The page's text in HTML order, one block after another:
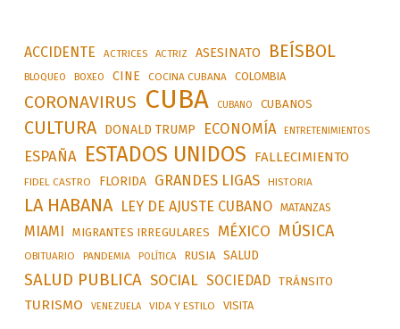
ACCIDENTE ACTRICES ACTRIZ ASESINATO BEÍSBOL
BLOQUEO BOXEO CINE COCINA CUBANA COLOMBIA
CORONAVIRUS CUBA CUBANO CUBANOS
CULTURA DONALD TRUMP ECONOMÍA ENTRETENIMIENTOS
ESPAÑA ESTADOS UNIDOS FALLECIMIENTO
FIDEL CASTRO FLORIDA GRANDES LIGAS HISTORIA
LA HABANA LEY DE AJUSTE CUBANO MATANZAS
MIAMI MIGRANTES IRREGULARES MÉXICO MÚSICA
OBITUARIO PANDEMIA POLÍTICA RUSIA SALUD
SALUD PUBLICA SOCIAL SOCIEDAD TRÁNSITO
TURISMO VENEZUELA VIDA Y ESTILO VISITA